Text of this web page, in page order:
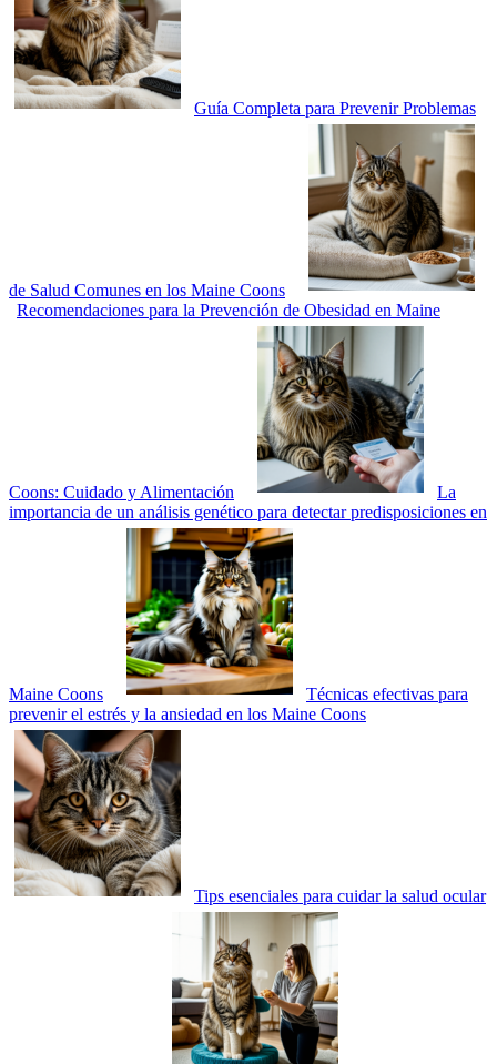
Guía Completa para Prevenir Problemas
de Salud Comunes en los Maine Coons
Recomendaciones para la Prevención de Obesidad en Maine
Coons: Cuidado y Alimentación
La
importancia de un análisis genético para detectar predisposiciones en
Maine Coons
Técnicas efectivas para
prevenir el estrés y la ansiedad en los Maine Coons
Tips esenciales para cuidar la salud ocular